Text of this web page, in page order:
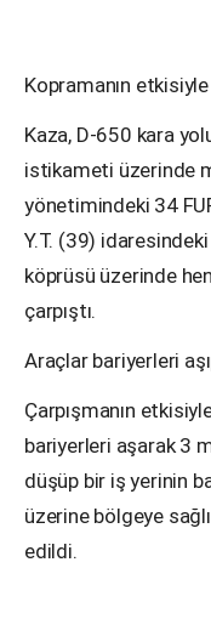
Kopramanın
Kaza, D-650 kara
istikameti üzerinde
yönetimindeki 34
Y.T. (39)
köprüsü üzerinde
çarpıştı.
Araçlar bariyerleri
Çarpışmanın
bariyerleri aşarak 3
düşüp bir iş yerinin
üzerine bölgeye
edildi.